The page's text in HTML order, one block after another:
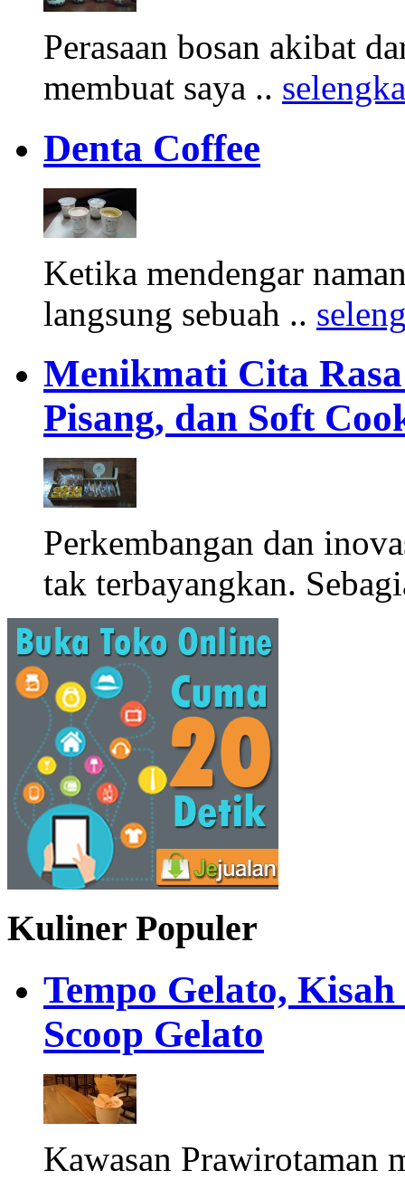
Perasaan bosan akibat
membuat saya ..
Denta Coffee
Ketika mendengar
langsung sebuah ..
Menikmati Cita
Pisang, dan Soft
Perkembangan dan
tak terbayangkan.
Kuliner Populer
Tempo Gelato,
Scoop Gelato
Kawasan Prawirotaman